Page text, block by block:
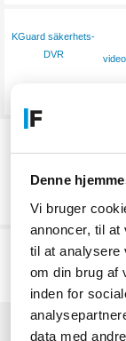
Denne
Vi bruger
annoncer, til at
til at analysere
om din brug af
inden for
data med
KGuard säkerhets-
DVR
Vi har för
Kontakta